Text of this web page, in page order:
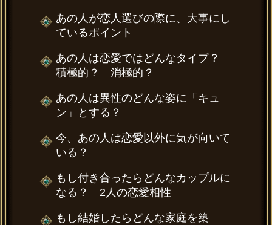
あの人が恋人選びの際に、大事にし
ているポイント
あの人は恋愛ではどんなタイプ？
積極的？ 消極的？
あの人は異性のどんな姿に「キュ
ン」とする？
今、あの人は恋愛以外に気が向いて
いる？
もし付き合ったらどんなカップルに
なる？ 2人の恋愛相性
もし結婚したらどんな家庭を築